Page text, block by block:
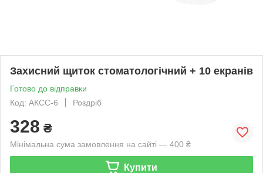
Захисний щиток стоматологічний + 10 екранів
Готово до відправки
Код: АКСС-6
Роздріб
328 ₴
Мінімальна сума замовлення на сайті — 400 ₴
Купити